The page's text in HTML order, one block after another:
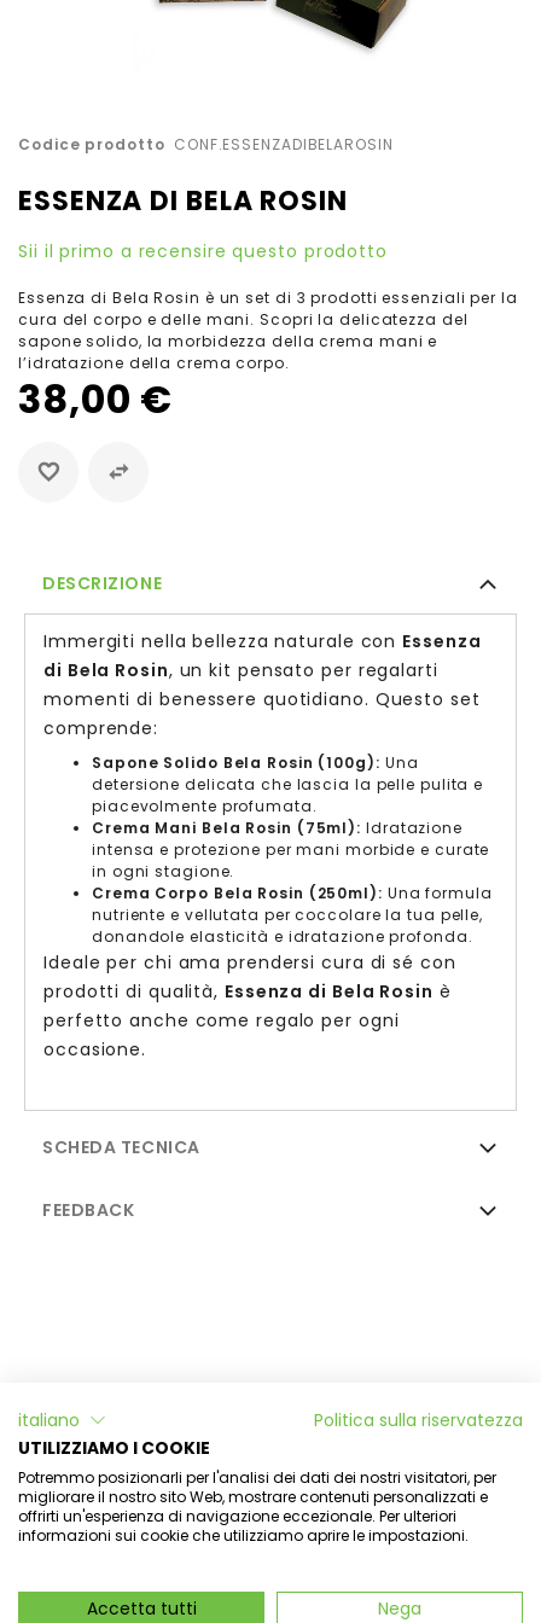
Codice prodotto CONF.ESSENZADIBELAROSIN
ESSENZA DI BELA ROSIN
Sii il primo a recensire questo prodotto
Essenza di Bela Rosin è un set di 3 prodotti essenziali per la
cura del corpo e delle mani. Scopri la delicatezza del
sapone solido, la morbidezza della crema mani e
l’idratazione della crema corpo.
38,00 €
Vai
della
galleria
immagini
DESCRIZIONE
Immergiti nella bellezza naturale con Essenza
di Bela Rosin, un kit pensato per regalarti
momenti di benessere quotidiano. Questo set
comprende:
Sapone Solido Bela Rosin (100g): Una
detersione delicata che lascia la pelle pulita e
piacevolmente profumata.
Crema Mani Bela Rosin (75ml): Idratazione
intensa e protezione per mani morbide e curate
in ogni stagione.
Crema Corpo Bela Rosin (250ml): Una formula
nutriente e vellutata per coccolare la tua pelle,
donandole elasticità e idratazione profonda.
Ideale per chi ama prendersi cura di sé con
prodotti di qualità, Essenza di Bela Rosin è
perfetto anche come regalo per ogni
occasione.
SCHEDA TECNICA
FEEDBACK
L'Officina di Aulina
Il mio account
Newsletter
italiano
Politica sulla riservatezza
UTILIZZIAMO I COOKIE
Potremmo posizionarli per l'analisi dei dati dei nostri visitatori, per
migliorare il nostro sito Web, mostrare contenuti personalizzati e
offrirti un'esperienza di navigazione eccezionale. Per ulteriori
informazioni sui cookie che utilizziamo aprire le impostazioni.
Accetta tutti Nega